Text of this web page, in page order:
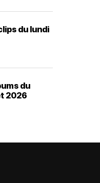
du lundi
du
2026